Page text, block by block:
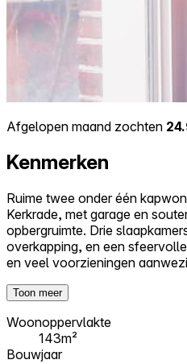
Afgelopen maand zochten
Kenmerken
Ruime twee onder één
Kerkrade, met garage en
opbergruimte. Drie
overkapping, en een
en veel voorzieningen
Toon meer
Woonoppervlakte
143m²
Bouwjaar